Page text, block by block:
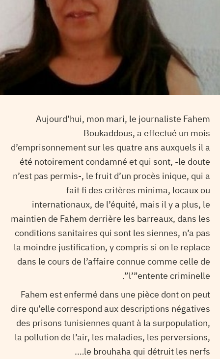
Aujourd’hui, mon mari, le journaliste Fahem
Boukaddous, a effectué un mois
d’emprisonnement sur les quatre ans auxquels il a
été notoirement condamné et qui sont, -le doute
n’est pas permis-, le fruit d’un procès inique, qui a
fait fi des critères minima, locaux ou
internationaux, de l’équité, mais il y a plus, le
maintien de Fahem derrière les barreaux, dans les
conditions sanitaires qui sont les siennes, n’a pas
la moindre justification, y compris si on le replace
dans le cours de l’affaire connue comme celle de
l’”entente criminelle”.
Fahem est enfermé dans une pièce dont on peut
dire qu’elle correspond aux descriptions négatives
des prisons tunisiennes quant à la surpopulation,
la pollution de l’air, les maladies, les perversions,
le brouhaha qui détruit les nerfs….